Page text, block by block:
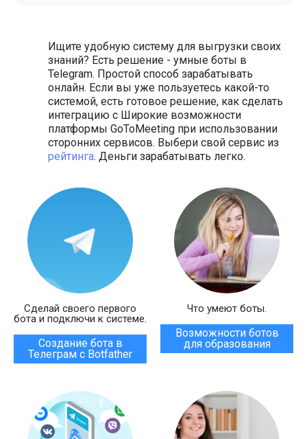
Ищите удобную систему для выгрузки своих
знаний? Есть решение - умные боты в
Telegram. Простой способ зарабатывать
онлайн. Если вы уже пользуетесь какой-то
системой, есть готовое решение, как сделать
интеграцию с Широкие возможности
платформы GoToMeeting при использовании
сторонних сервисов. Выбери свой сервис из
рейтинга. Деньги зарабатывать легко.
Сделай своего первого
бота и подключи к системе.
Создание бота в
Телеграм с Botfather
Что умеют боты.
Возможности ботов
для образования